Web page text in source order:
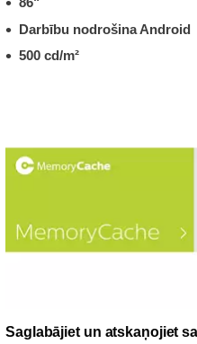
Darbību nodrošina Android
500 cd/m²
Saglabājiet un atskaņojiet